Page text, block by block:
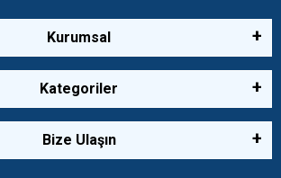
Kurumsal
Kategoriler
Bize Ulaşın